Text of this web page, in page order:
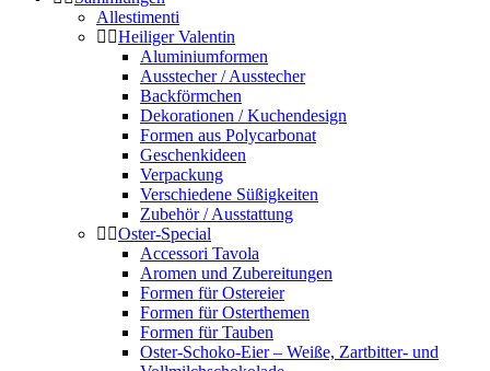
Allestimenti
Heiliger Valentin
Aluminiumformen
Ausstecher / Ausstecher
Backförmchen
Dekorationen / Kuchendesign
Formen aus Polycarbonat
Geschenkideen
Verpackung
Verschiedene Süßigkeiten
Zubehör / Ausstattung
Oster-Special
Accessori Tavola
Aromen und Zubereitungen
Formen für Ostereier
Formen für Osterthemen
Formen für Tauben
Oster-Schoko-Eier – Weiße, Zartbitter- und